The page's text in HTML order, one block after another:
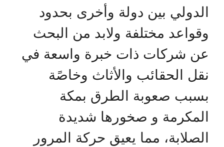
الدولي بين دولة وأخرى بحدود
وقواعد مختلفة ولابد من البحث
عن شركات ذات خبرة واسعة في
نقل الحقائب والأثاث وخاصًة
بسبب صعوبة الطرق بمكة
المكرمة و صخورها شديدة
الصلابة، مما يعيق حركة المرور